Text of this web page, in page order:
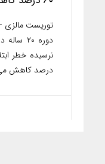
توریست مالزی
دوره
درصد کاهش